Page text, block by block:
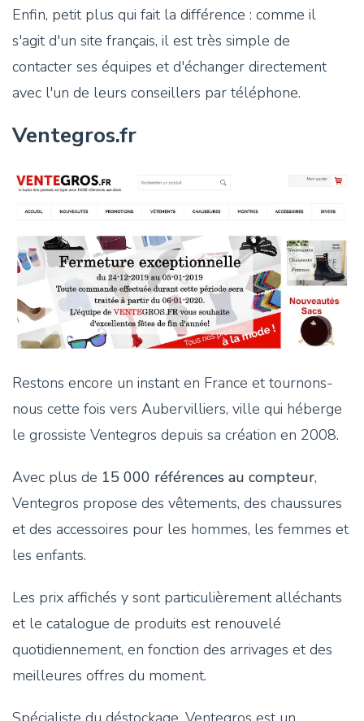
Enfin, petit plus qui fait la différence : comme il
s'agit d'un site français, il est très simple de
contacter ses équipes et d'échanger directement
avec l'un de leurs conseillers par téléphone.
Ventegros.fr
Restons encore un instant en France et tournons-
nous cette fois vers Aubervilliers, ville qui héberge
le grossiste Ventegros depuis sa création en 2008.
Avec plus de 15 000 références au compteur,
Ventegros propose des vêtements, des chaussures
et des accessoires pour les hommes, les femmes et
les enfants.
Les prix affichés y sont particulièrement alléchants
et le catalogue de produits est renouvelé
quotidiennement, en fonction des arrivages et des
meilleures offres du moment.